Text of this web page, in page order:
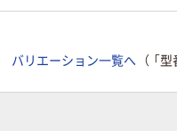
バリエーション一覧へ （ 「型